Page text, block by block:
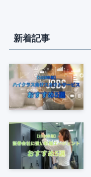
新着記事